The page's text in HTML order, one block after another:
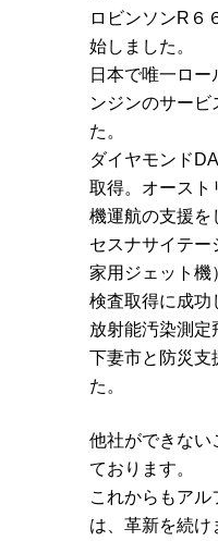
ロビンソンR６
始しました。
日本で唯一ロ
ンジンのサービ
た。
ダイヤモンド
取得。オースト
機運航の支援を
セスナサイテー
家用ジェット機
検査取得に成功
放射能汚染測定
下妻市と防災支
た。
他社ができない
ております。
これからもアル
は、革新を続け